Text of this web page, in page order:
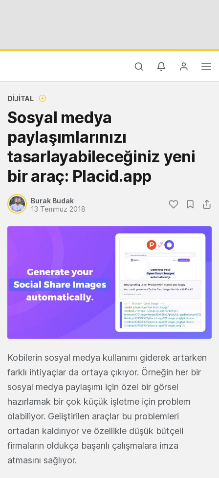
DIJITAL
Sosyal medya
paylaşımlarınızı
tasarlayabileceğiniz yeni
bir araç: Placid.app
Burak Budak
13 Temmuz 2018
Kobilerin sosyal medya kullanımı giderek artarken
farklı ihtiyaçlar da ortaya çıkıyor. Örneğin her bir
sosyal medya paylaşımı için özel bir görsel
hazırlamak bir çok küçük işletme için problem
olabiliyor. Geliştirilen araçlar bu problemleri
ortadan kaldırıyor ve özellikle düşük bütçeli
firmaların oldukça başarılı çalışmalara imza
atmasını sağlıyor.